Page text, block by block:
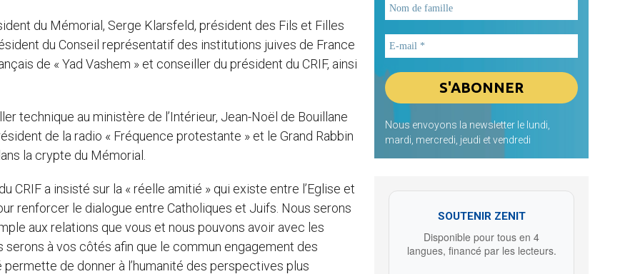
du Mémorial, Serge Klarsfeld, président des Fils et Filles
du Conseil représentatif des institutions juives de France
de « Yad Vashem » et conseiller du président du CRIF, ainsi
technique au ministère de l’Intérieur, Jean-Noël de Bouillane
de la radio « Fréquence protestante » et le Grand Rabbin
la crypte du Mémorial.
CRIF a insisté sur la « réelle amitié » qui existe entre l’Eglise et
renforcer le dialogue entre Catholiques et Juifs. Nous serons
aux relations que vous et nous pouvons avoir avec les
à vos côtés afin que le commun engagement des
de donner à l’humanité des perspectives plus
Nous envoyons la newsletter le lundi,
mardi, mercredi, jeudi et vendredi
SOUTENIR ZENIT
Disponible pour tous en 4
langues, financé par les lecteurs.